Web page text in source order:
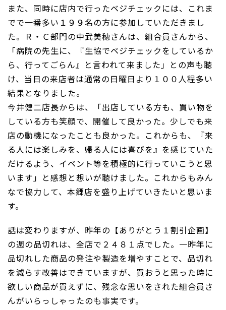
また、同時に店内で行ったベジチェックには、これま
でで一番多い１９９名の方に参加していただきまし
た。Ｒ・Ｃ部門の中武美穂さんは、組合員さんから、
「病院の先生に、『生協でベジチェックをしているか
ら、行ってごらん』と言われて来ました」との声も聴
け、当日の来店者は通常の日曜日より１００人程多い
結果となりました。
今井健二店長からは、「出店している方も、買い物を
している方も笑顔で、開催して良かった。少しでも来
店の動機になったことも良かった。これからも、『来
る人には楽しみを、帰る人には喜びを』を感じていた
だけるよう、イベント等を積極的に行っていこうと思
います」と感想と想いが聴けました。これからもみん
なで協力して、本郷店を盛り上げていきたいと思いま
す。
話は変わりますが、昨年の【ありがとう１割引企画】
の週の品切れは、全店で２４８１点でした。一昨年に
品切れした商品の発注や製造を増やすことで、品切れ
を減らす改善はできていますが、買おうと思った時に
欲しい商品が買えずに、残念な思いをされた組合員さ
んがいらっしゃったのも事実です。